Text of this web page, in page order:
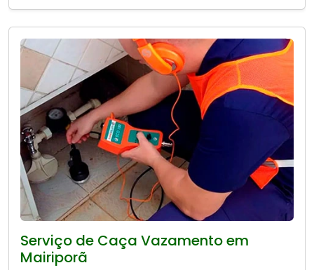
Serviço de Caça Vazamento em
Mairiporã